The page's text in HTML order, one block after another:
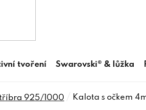
tvoření Swarovski® & lůžka
925/1000 Kalota s očkem